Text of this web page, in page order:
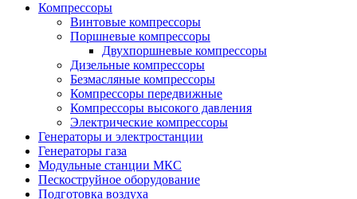
Компрессоры
Винтовые компрессоры
Поршневые компрессоры
Двухпоршневые компрессоры
Дизельные компрессоры
Безмасляные компрессоры
Компрессоры передвижные
Компрессоры высокого давления
Электрические компрессоры
Генераторы и электростанции
Генераторы газа
Модульные станции МКС
Пескоструйное оборудование
Подготовка воздуха